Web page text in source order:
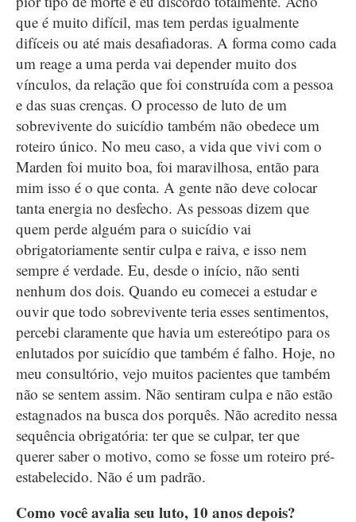
que é muito difícil, mas tem perdas igualmente
difíceis ou até mais desafiadoras. A forma como cada
um reage a uma perda vai depender muito dos
vínculos, da relação que foi construída com a pessoa
e das suas crenças. O processo de luto de um
sobrevivente do suicídio também não obedece um
roteiro único. No meu caso, a vida que vivi com o
Marden foi muito boa, foi maravilhosa, então para
mim isso é o que conta. A gente não deve colocar
tanta energia no desfecho. As pessoas dizem que
quem perde alguém para o suicídio vai
obrigatoriamente sentir culpa e raiva, e isso nem
sempre é verdade. Eu, desde o início, não senti
nenhum dos dois. Quando eu comecei a estudar e
ouvir que todo sobrevivente teria esses sentimentos,
percebi claramente que havia um estereótipo para os
enlutados por suicídio que também é falho. Hoje, no
meu consultório, vejo muitos pacientes que também
não se sentem assim. Não sentiram culpa e não estão
estagnados na busca dos porquês. Não acredito nessa
sequência obrigatória: ter que se culpar, ter que
querer saber o motivo, como se fosse um roteiro pré-
estabelecido. Não é um padrão.
Como você avalia seu luto, 10 anos depois?